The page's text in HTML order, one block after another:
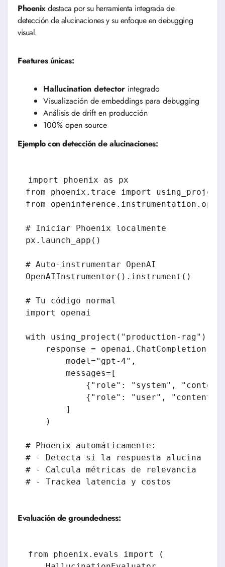
Phoenixdestaca por su herramienta integrada de
detección de alucinaciones y su enfoque en debugging
visual.
Features únicas:
Hallucination detector integrado
Visualización de embeddings para debugging
Análisis de drift en producción
100% open source
Ejemplo con detección de alucinaciones:
import phoenix as px
from phoenix.trace import using_project
from
# Iniciar Phoenix localmente
px.launch_app()
# Auto-instrumentar OpenAI
OpenAIInstrumentor().instrument()
# Tu código normal
import openai
with using_project("production-rag"):
response =
        model="gpt-4",
        messages=[
{"role": "system",
{"role": "user",
        ]
    )
# Phoenix automáticamente:
# - Detecta si la respuesta alucina (no
# - Calcula métricas de relevancia
Evaluación de groundedness:
from phoenix.evals import (